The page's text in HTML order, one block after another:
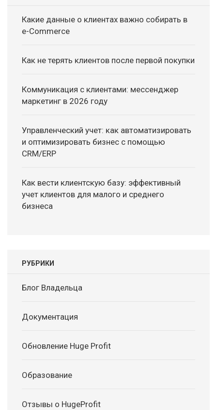
Какие данные о клиентах важно собирать в
e-Commerce
Как не терять клиентов после первой покупки
Коммуникация с клиентами: мессенджер
маркетинг в 2026 году
Управленческий учет: как автоматизировать
и оптимизировать бизнес с помощью
CRM/ERP
Как вести клиентскую базу: эффективный
учет клиентов для малого и среднего
бизнеса
РУБРИКИ
Блог Владельца
Документация
Обновление Huge Profit
Образование
Отзывы о HugeProfit